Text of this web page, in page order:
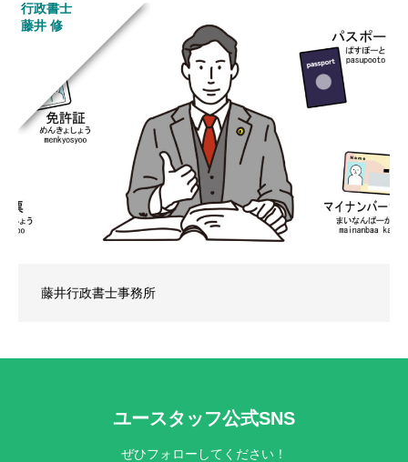
行政書士
藤井 修
藤井行政書士事務所
ユースタッフ公式SNS
ぜひフォローしてください！